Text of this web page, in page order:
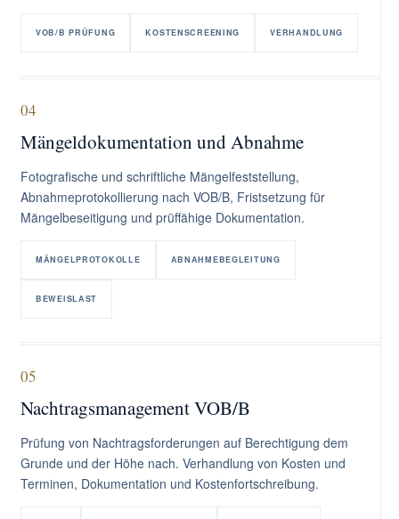
VOB/B PRÜFUNG KOSTENSCREENING VERHANDLUNG
04
Mängeldokumentation und Abnahme
Fotografische und schriftliche Mängelfeststellung,
Abnahmeprotokollierung nach VOB/B, Fristsetzung für
Mängelbeseitigung und prüffähige Dokumentation.
MÄNGELPROTOKOLLE ABNAHMEBEGLEITUNG
BEWEISLAST
05
Nachtragsmanagement VOB/B
Prüfung von Nachtragsforderungen auf Berechtigung dem
Grunde und der Höhe nach. Verhandlung von Kosten und
Terminen, Dokumentation und Kostenfortschreibung.